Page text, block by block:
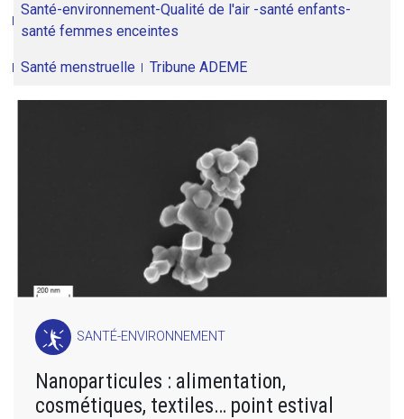
Santé-environnement-Qualité de l'air -santé enfants-
santé femmes enceintes
Santé menstruelle Tribune ADEME
SANTÉ-ENVIRONNEMENT
Nanoparticules : alimentation,
cosmétiques, textiles… point estival